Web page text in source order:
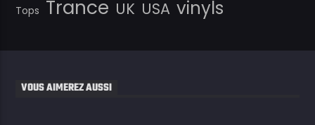
Tops Trance UK USA vinyls
VOUS AIMEREZ AUSSI